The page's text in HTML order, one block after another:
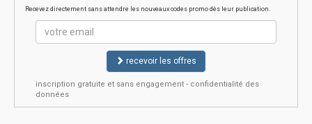
Recevez directement sans attendre les nouveaux codes promo dès leur publication.
recevoir les offres
inscription gratuite et sans engagement - confidentialité des
données